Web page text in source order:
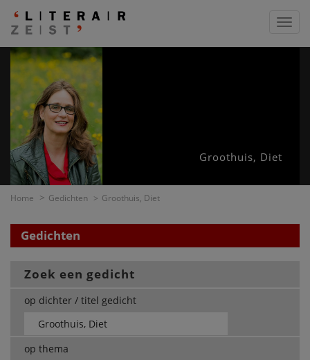
Groothuis, Diet
Home Gedichten Groothuis, Diet
Gedichten
Zoek een gedicht
op dichter / titel gedicht
op thema